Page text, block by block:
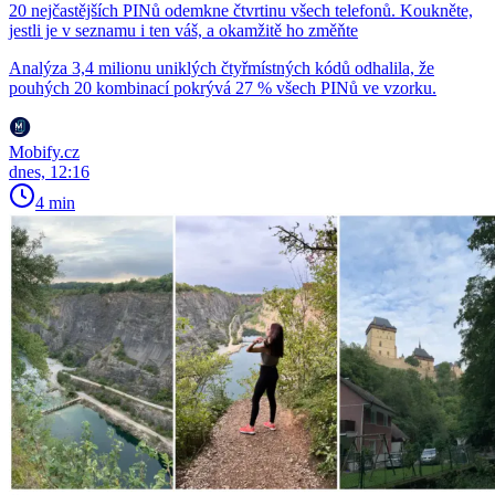
20 nejčastějších PINů odemkne čtvrtinu všech telefonů. Koukněte,
jestli je v seznamu i ten váš, a okamžitě ho změňte
Analýza 3,4 milionu uniklých čtyřmístných kódů odhalila, že
pouhých 20 kombinací pokrývá 27 % všech PINů ve vzorku.
Mobify.cz
dnes, 12:16
4 min